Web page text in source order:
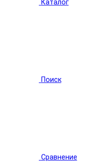
Каталог
Поиск
Сравнение